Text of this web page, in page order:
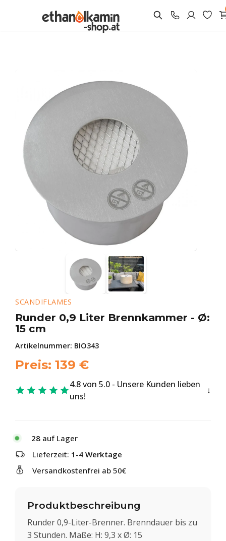
SCANDIFLAMES
Runder 0,9 Liter Brennkammer - Ø:
15 cm
Artikelnummer: BIO343
Preis: 139 €
4.8 von 5.0 - Unsere Kunden lieben
uns!
28 auf Lager
Lieferzeit: 1-4 Werktage
Versandkostenfrei ab 50€
Produktbeschreibung
Runder 0,9-Liter-Brenner. Brenndauer bis zu
3 Stunden. Maße: H: 9,3 x Ø: 15